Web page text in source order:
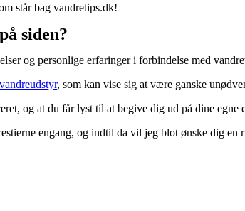
står bag vandretips.dk!
siden?
og personlige erfaringer i forbindelse med
vandreudstyr, som kan vise sig at være ganske
og at du får lyst til at begive dig ud på dine egne
engang, og indtil da vil jeg blot ønske dig en